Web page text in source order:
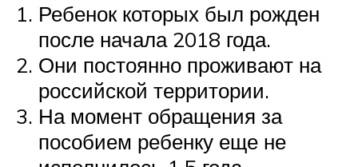
Ребенок которых был рожден
после начала 2018 года.
Они постоянно проживают на
российской территории.
На момент обращения за
пособием ребенку еще не